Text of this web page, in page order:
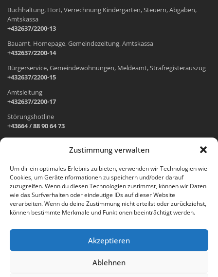
Zustimmung verwalten
Um dir ein optimales Erlebnis zu bieten, verwenden wir Technologien wie
Cookies, um Geräteinformationen zu speichern und/oder darauf
zuzugreifen. Wenn du diesen Technologien zustimmst, können wir Daten
wie das Surfverhalten oder eindeutige IDs auf dieser Website
verarbeiten. Wenn du deine Zustimmung nicht erteilst oder zurückziehst,
können bestimmte Merkmale und Funktionen beeinträchtigt werden.
Akzeptieren
Ablehnen
Buchhaltung, Hort, Verrechnung Kindergarten, Steuern, Abgaben,
Amtskassa
+432637/2200-13
Bauamt, Homepage, Gemeindezeitung, Amtskassa
+432637/2200-14
Bürgerservice, Gemeindewohnungen, Meldeamt, Strafregisterauszug
+432637/2200-15
Amtsleitung
+432637/2200-17
Störungshotline
+43664 / 88 90 64 73
Wr. Neustädter Straße 1
2733 Grünbach am Schneeberg
Öffnungszeiten Gemeindeamt:
Montag: 8.00 – 12.00 Uhr und 14.00 – 18.00 Uhr
Freitag: 8.00 – 12.00 Uhr
Email: